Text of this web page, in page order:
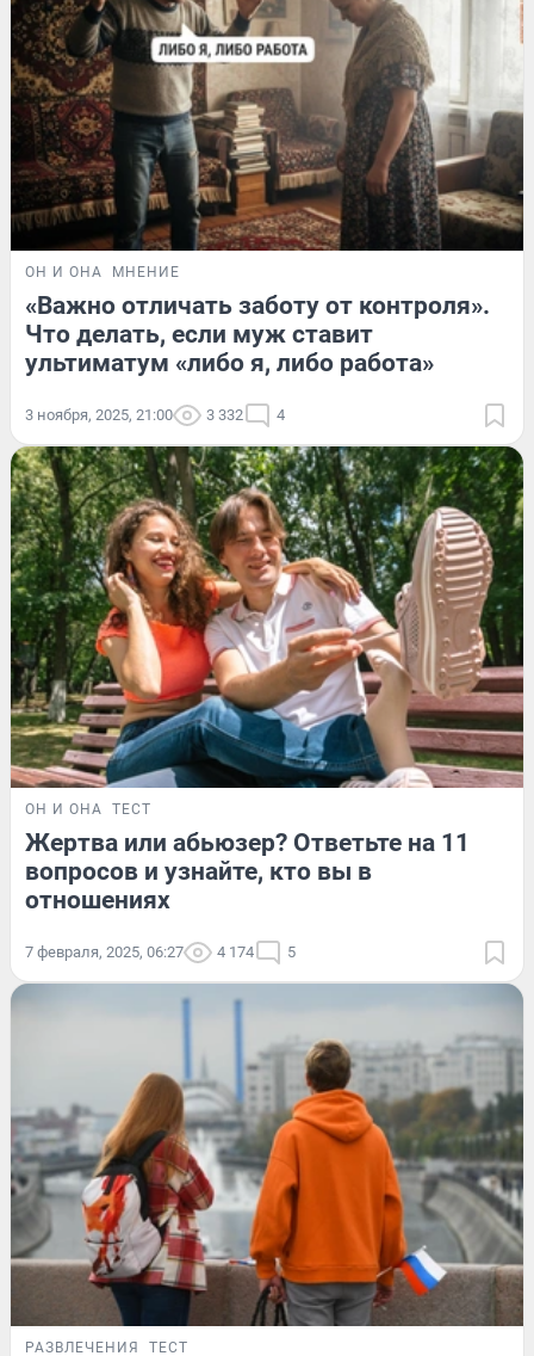
ОН И ОНА МНЕНИЕ
«Важно отличать заботу от контроля».
Что делать, если муж ставит
ультиматум «либо я, либо работа»
3 ноября, 2025, 21:00 3 332 4
ОН И ОНА ТЕСТ
Жертва или абьюзер? Ответьте на 11
вопросов и узнайте, кто вы в
отношениях
7 февраля, 2025, 06:27 4 174 5
РАЗВЛЕЧЕНИЯ ТЕСТ